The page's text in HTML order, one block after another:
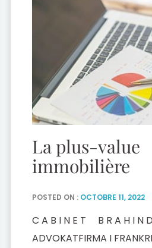
La plus-value
immobilière
POSTED ON : OCTOBRE 11, 2022
C A B I N E T B R A H I N
ADVOKATFIRMA I